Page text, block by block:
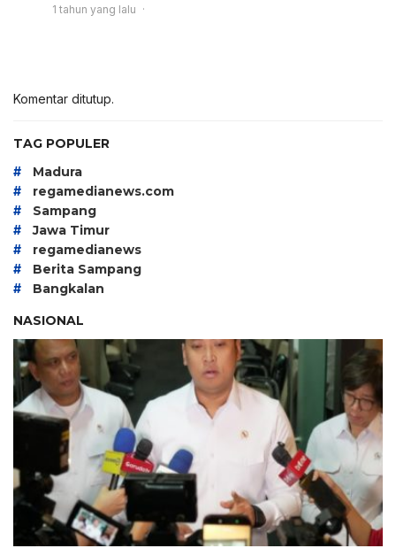
1 tahun yang lalu
Komentar ditutup.
TAG POPULER
# Madura
# regamedianews.com
# Sampang
# Jawa Timur
# regamedianews
# Berita Sampang
#
Bangkalan
NASIONAL